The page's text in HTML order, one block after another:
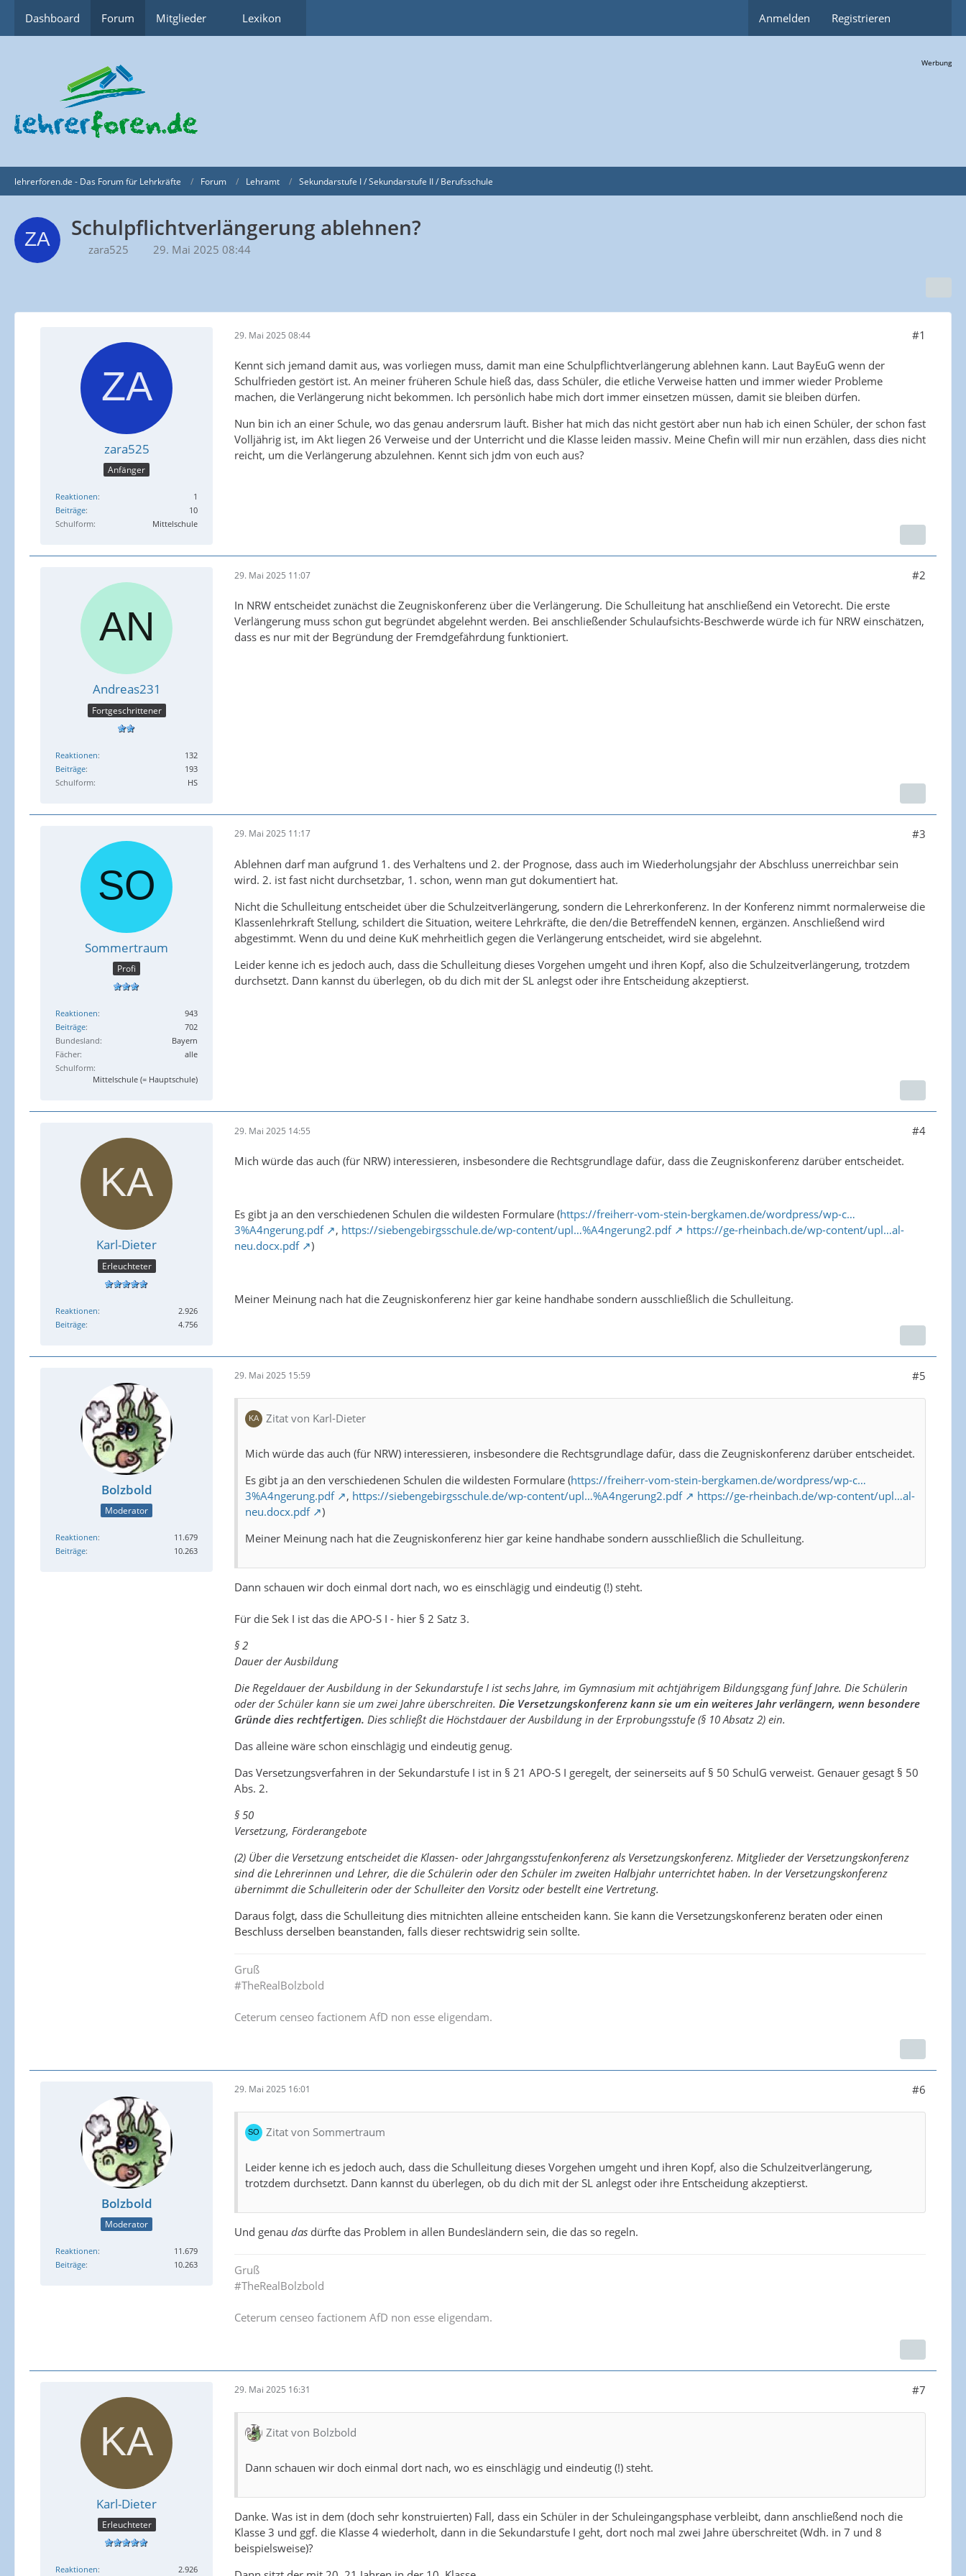
Dashboard Forum Mitglieder Lexikon Anmelden Registrieren
Werbung
lehrerforen.de - Das Forum für Lehrkräfte Forum Lehramt Sekundarstufe I / Sekundarstufe II / Berufsschule
Schulpflichtverlängerung ablehnen?
zara525 29. Mai 2025 08:44
zara525
Anfänger
Reaktionen
1
Beiträge
10
Schulform
Mittelschule
29. Mai 2025 08:44 #1
Kennt sich jemand damit aus, was vorliegen muss, damit man eine Schulpflichtverlängerung ablehnen kann. Laut BayEuG wenn der
Schulfrieden gestört ist. An meiner früheren Schule hieß das, dass Schüler, die etliche Verweise hatten und immer wieder Probleme
machen, die Verlängerung nicht bekommen. Ich persönlich habe mich dort immer einsetzen müssen, damit sie bleiben dürfen.
Nun bin ich an einer Schule, wo das genau andersrum läuft. Bisher hat mich das nicht gestört aber nun hab ich einen Schüler, der schon fast
Volljährig ist, im Akt liegen 26 Verweise und der Unterricht und die Klasse leiden massiv. Meine Chefin will mir nun erzählen, dass dies nicht
reicht, um die Verlängerung abzulehnen. Kennt sich jdm von euch aus?
Andreas231
Fortgeschrittener
Reaktionen
132
Beiträge
193
Schulform
HS
29. Mai 2025 11:07 #2
In NRW entscheidet zunächst die Zeugniskonferenz über die Verlängerung. Die Schulleitung hat anschließend ein Vetorecht. Die erste
Verlängerung muss schon gut begründet abgelehnt werden. Bei anschließender Schulaufsichts-Beschwerde würde ich für NRW einschätzen,
dass es nur mit der Begründung der Fremdgefährdung funktioniert.
Sommertraum
Profi
Reaktionen
943
Beiträge
702
Bundesland
Bayern
Fächer
alle
Schulform
Mittelschule (= Hauptschule)
29. Mai 2025 11:17 #3
Ablehnen darf man aufgrund 1. des Verhaltens und 2. der Prognose, dass auch im Wiederholungsjahr der Abschluss unerreichbar sein
wird. 2. ist fast nicht durchsetzbar, 1. schon, wenn man gut dokumentiert hat.
Nicht die Schulleitung entscheidet über die Schulzeitverlängerung, sondern die Lehrerkonferenz. In der Konferenz nimmt normalerweise die
Klassenlehrkraft Stellung, schildert die Situation, weitere Lehrkräfte, die den/die BetreffendeN kennen, ergänzen. Anschließend wird
abgestimmt. Wenn du und deine KuK mehrheitlich gegen die Verlängerung entscheidet, wird sie abgelehnt.
Leider kenne ich es jedoch auch, dass die Schulleitung dieses Vorgehen umgeht und ihren Kopf, also die Schulzeitverlängerung, trotzdem
durchsetzt. Dann kannst du überlegen, ob du dich mit der SL anlegst oder ihre Entscheidung akzeptierst.
Karl-Dieter
Erleuchteter
Reaktionen
2.926
Beiträge
4.756
29. Mai 2025 14:55 #4
Mich würde das auch (für NRW) interessieren, insbesondere die Rechtsgrundlage dafür, dass die Zeugniskonferenz darüber entscheidet.
Es gibt ja an den verschiedenen Schulen die wildesten Formulare (https://freiherr-vom-stein-bergkamen.de/wordpress/wp-c…
3%A4ngerung.pdf
, https://siebengebirgsschule.de/wp-content/upl…%A4ngerung2.pdf
https://ge-rheinbach.de/wp-content/upl…al-
neu.docx.pdf
)
Meiner Meinung nach hat die Zeugniskonferenz hier gar keine handhabe sondern ausschließlich die Schulleitung.
Bolzbold
Moderator
Reaktionen
11.679
Beiträge
10.263
29. Mai 2025 15:59 #5
Zitat von Karl-Dieter
Mich würde das auch (für NRW) interessieren, insbesondere die Rechtsgrundlage dafür, dass die Zeugniskonferenz darüber entscheidet.
Es gibt ja an den verschiedenen Schulen die wildesten Formulare (https://freiherr-vom-stein-bergkamen.de/wordpress/wp-c…
3%A4ngerung.pdf
, https://siebengebirgsschule.de/wp-content/upl…%A4ngerung2.pdf
https://ge-rheinbach.de/wp-content/upl…al-
neu.docx.pdf
)
Meiner Meinung nach hat die Zeugniskonferenz hier gar keine handhabe sondern ausschließlich die Schulleitung.
Dann schauen wir doch einmal dort nach, wo es einschlägig und eindeutig (!) steht.
Für die Sek I ist das die APO-S I - hier § 2 Satz 3.
§ 2
Dauer der Ausbildung
Die Regeldauer der Ausbildung in der Sekundarstufe I ist sechs Jahre, im Gymnasium mit achtjährigem Bildungsgang fünf Jahre. Die Schülerin
oder der Schüler kann sie um zwei Jahre überschreiten. Die Versetzungskonferenz kann sie um ein weiteres Jahr verlängern, wenn besondere
Gründe dies rechtfertigen. Dies schließt die Höchstdauer der Ausbildung in der Erprobungsstufe (§ 10 Absatz 2) ein.
Das alleine wäre schon einschlägig und eindeutig genug.
Das Versetzungsverfahren in der Sekundarstufe I ist in § 21 APO-S I geregelt, der seinerseits auf § 50 SchulG verweist. Genauer gesagt § 50
Abs. 2.
§ 50
Versetzung, Förderangebote
(2) Über die Versetzung entscheidet die Klassen- oder Jahrgangsstufenkonferenz als Versetzungskonferenz. Mitglieder der Versetzungskonferenz
sind die Lehrerinnen und Lehrer, die die Schülerin oder den Schüler im zweiten Halbjahr unterrichtet haben. In der Versetzungskonferenz
übernimmt die Schulleiterin oder der Schulleiter den Vorsitz oder bestellt eine Vertretung.
Daraus folgt, dass die Schulleitung dies mitnichten alleine entscheiden kann. Sie kann die Versetzungskonferenz beraten oder einen
Beschluss derselben beanstanden, falls dieser rechtswidrig sein sollte.
Gruß
#TheRealBolzbold
Ceterum censeo factionem AfD non esse eligendam.
Bolzbold
Moderator
Reaktionen
11.679
Beiträge
10.263
29. Mai 2025 16:01 #6
Zitat von Sommertraum
Leider kenne ich es jedoch auch, dass die Schulleitung dieses Vorgehen umgeht und ihren Kopf, also die Schulzeitverlängerung,
trotzdem durchsetzt. Dann kannst du überlegen, ob du dich mit der SL anlegst oder ihre Entscheidung akzeptierst.
Und genau das dürfte das Problem in allen Bundesländern sein, die das so regeln.
Gruß
#TheRealBolzbold
Ceterum censeo factionem AfD non esse eligendam.
Karl-Dieter
Erleuchteter
Reaktionen 2.926
29. Mai 2025 16:31 #7
Zitat von Bolzbold
Dann schauen wir doch einmal dort nach, wo es einschlägig und eindeutig (!) steht.
Danke. Was ist in dem (doch sehr konstruierten) Fall, dass ein Schüler in der Schuleingangsphase verbleibt, dann anschließend noch die
Klasse 3 und ggf. die Klasse 4 wiederholt, dann in die Sekundarstufe I geht, dort noch mal zwei Jahre überschreitet (Wdh. in 7 und 8
beispielsweise)?